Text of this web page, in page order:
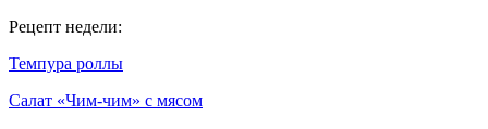
Рецепт недели:
Темпура роллы
Салат «Чим-чим» с мясом